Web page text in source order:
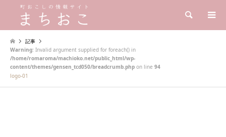
検索
記事
Warning: Invalid argument supplied for foreach() in
/home/romaroma/machioko.net/public_html/wp-
content/themes/gensen_tcd050/breadcrumb.php on line 94
logo-01